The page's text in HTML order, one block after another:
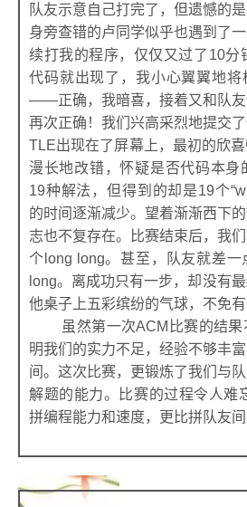
队友示意自己打完了，但遗憾的
身旁查错的卢同学似乎也遇到了
续打我的程序，仅仅又过了10分
代码就出现了，我小心翼翼地将
——正确，我暗喜，接着又和队友
再次正确！我们兴高采烈地提交
TLE出现在了屏幕上，最初的欣
漫长地改错，怀疑是否代码本身
19种解法，但得到的却是19个
的时间逐渐减少。望着渐渐西下
志也不复存在。比赛结束后，我
个long long。甚至，队友就差一
long。离成功只有一步，却没有
他桌子上五彩缤纷的气球，不免有
虽然第一次ACM比赛的结
明我们的实力不足，经验不够丰
间。这次比赛，更锻炼了我们与
解题的能力。比赛的过程令人难
拼编程能力和速度，更比拼队友间